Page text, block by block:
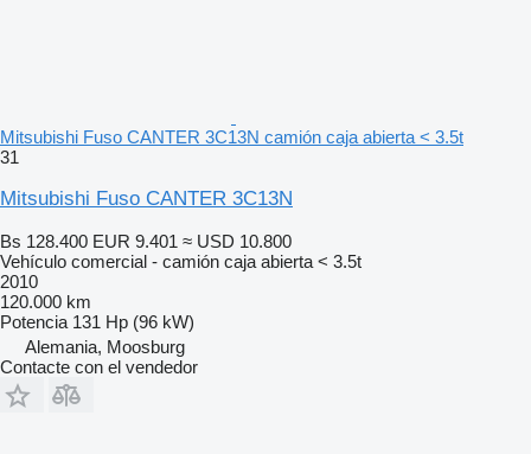
Mitsubishi Fuso CANTER 3C13N camión caja abierta < 3.5t
31
Mitsubishi Fuso CANTER 3C13N
Bs 128.400 EUR 9.401 ≈ USD 10.800
Vehículo comercial - camión caja abierta < 3.5t
2010
120.000 km
Potencia 131 Hp (96 kW)
Alemania, Moosburg
Contacte con el vendedor